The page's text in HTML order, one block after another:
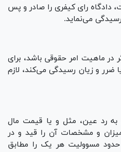
دادگاه رای کیفری را صادر و پس
می‌نماید.
در ماهیت امر حقوقی باشد، برای
ضرر و زیان رسیدگی می‌کند، لازم
به رد عین، مثل و یا قیمت مال
و مشخصات آن را قید و در
مسوولیت هر یک را مطابق